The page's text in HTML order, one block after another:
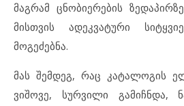
მაგრამ ცნობიერების
მისთვის ადეკვატური
მოგეძებნა.
მას შემდეგ, რაც კატალოგის
ვიშოვე, სურვილი გამიჩნდა,